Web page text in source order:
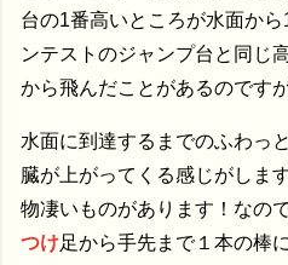
台の1番高いところが水面か
ンテストのジャンプ台と同じ
から飛んだことがあるのです
水面に到達するまでのふわっ
臓が上がってくる感じがしま
物凄いものがあります！なの
つけ足から手先まで１本の棒